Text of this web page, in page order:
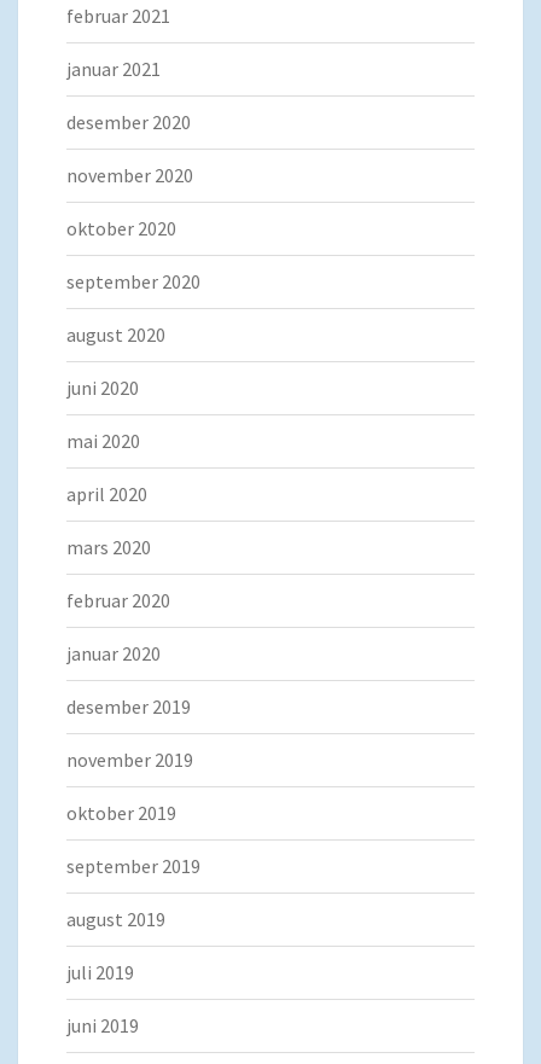
februar 2021
januar 2021
desember 2020
november 2020
oktober 2020
september 2020
august 2020
juni 2020
mai 2020
april 2020
mars 2020
februar 2020
januar 2020
desember 2019
november 2019
oktober 2019
september 2019
august 2019
juli 2019
juni 2019